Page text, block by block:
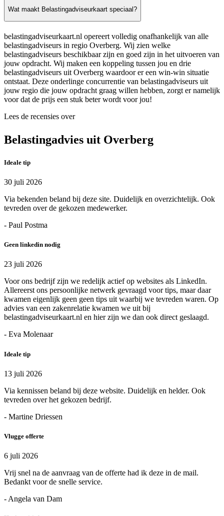
Wat maakt Belastingadviseurkaart speciaal?
belastingadviseurkaart.nl opereert volledig onafhankelijk van alle
belastingadviseurs in regio Overberg. Wij zien welke
belastingadviseurs beschikbaar zijn en goed zijn in het uitvoeren van
jouw opdracht. Wij maken een koppeling tussen jou en drie
belastingadviseurs uit Overberg waardoor er een win-win situatie
ontstaat. Deze onderlinge concurrentie van belastingadviseurs uit
jouw regio die jouw opdracht graag willen hebben, zorgt er namelijk
voor dat de prijs een stuk beter wordt voor jou!
Lees de recensies over
Belastingadvies uit Overberg
Ideale tip
30 juli 2026
Via bekenden beland bij deze site. Duidelijk en overzichtelijk. Ook
tevreden over de gekozen medewerker.
- Paul Postma
Geen linkedin nodig
23 juli 2026
Voor ons bedrijf zijn we redelijk actief op websites als LinkedIn.
Allereerst ons persoonlijke netwerk gevraagd voor tips, maar daar
kwamen eigenlijk geen geen tips uit waarbij we tevreden waren. Op
advies van een zakenrelatie kwamen we uit bij
belastingadviseurkaart.nl en hier zijn we dan ook direct geslaagd.
- Eva Molenaar
Ideale tip
13 juli 2026
Via kennissen beland bij deze website. Duidelijk en helder. Ook
tevreden over het gekozen bedrijf.
- Martine Driessen
Vlugge offerte
6 juli 2026
Vrij snel na de aanvraag van de offerte had ik deze in de mail.
Bedankt voor de snelle service.
- Angela van Dam